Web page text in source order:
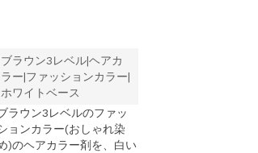
ブラウン3レベル|ヘアカ
ラー|ファッションカラー|
ホワイトベース
ラウン3レベルのファッ
ョンカラー(おしゃれ染
)のヘアカラー剤を、白い